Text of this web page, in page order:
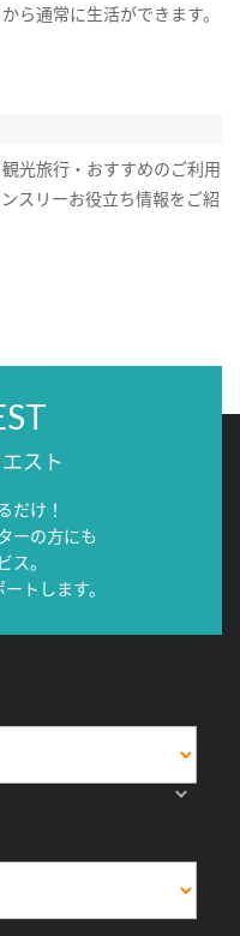
ら通常に生活ができます。
光旅行・おすすめのご利用
スリーお役立ち情報をご紹
スト
だけ！
ーの方にも
ス。
トします。